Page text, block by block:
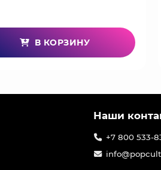
стойке или в футляре, или даже
она металлическая. . .
и тембра, а также
вам об особых моментах
В КОРЗИНУ
Наши
+7 800 533-